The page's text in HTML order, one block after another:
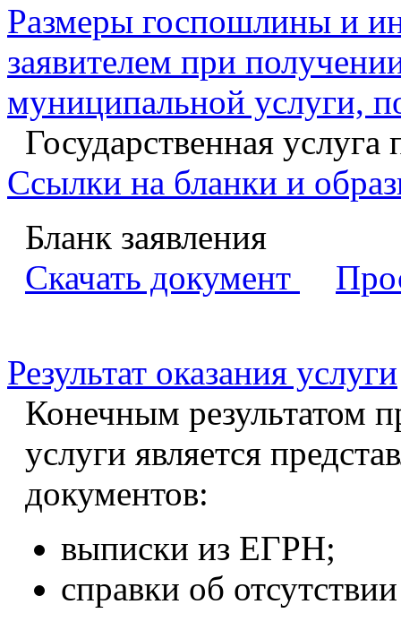
Размеры госпошлины и
заявителем при
муниципальной услуги,
Государственная услуга
Ссылки на бланки и
Бланк заявления
Скачать документ
Результат оказания услуги
Конечным результатом
услуги является
документов:
выписки из ЕГРН;
справки об